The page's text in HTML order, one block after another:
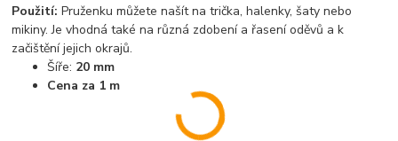
Použití: Pruženku můžete našít na trička, halenky, šaty nebo
mikiny. Je vhodná také na různá zdobení a řasení oděvů a k
začištění jejich okrajů.
Šíře: 20 mm
Cena za 1 m